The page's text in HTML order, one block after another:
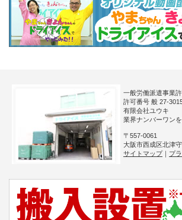
一般労働派遣事業
許可番号 般 27-
有限会社ユウキ
業界ナンバーワン
〒557-0061
大阪市西成区北津
サイトマップ｜ プ